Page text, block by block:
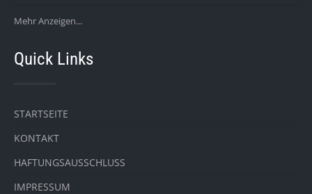
Mehr Anzeigen...
Quick Links
STARTSEITE
KONTAKT
HAFTUNGSAUSSCHLUSS
IMPRESSUM